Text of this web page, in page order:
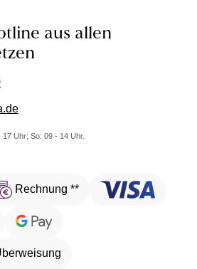
aus allen
Uhr; So: 09 - 14 Uhr.
Rechnung **